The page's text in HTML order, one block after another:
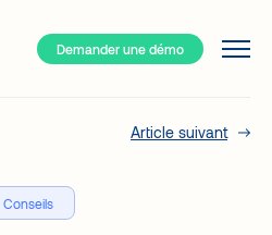
Demander une démo
Article suivant
Conseils